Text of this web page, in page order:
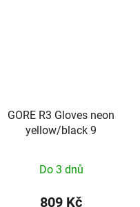
GORE R3 Gloves neon
yellow/black 9
Do 3 dnů
809 Kč